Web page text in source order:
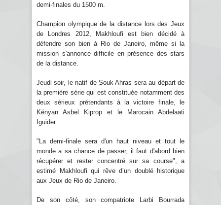
demi-finales du 1500 m.
Champion olympique de la distance lors des Jeux
de Londres 2012, Makhloufi est bien décidé à
défendre son bien à Rio de Janeiro, même si la
mission s'annonce difficile en présence des stars
de la distance.
Jeudi soir, le natif de Souk Ahras sera au départ de
la première série qui est constituée notamment des
deux sérieux prétendants à la victoire finale, le
Kényan Asbel Kiprop et le Marocain Abdelaati
Iguider.
"La demi-finale sera d'un haut niveau et tout le
monde a sa chance de passer, il faut d'abord bien
récupérer et rester concentré sur sa course", a
estimé Makhloufi qui rêve d’un doublé historique
aux Jeux de Rio de Janeiro.
De son côté, son compatriote Larbi Bourrada